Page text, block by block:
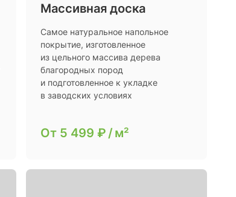
Массивная доска
Самое натуральное напольное
покрытие, изготовленное
из цельного массива дерева
благородных пород
и подготовленное к укладке
в заводских условиях
От 5 499 ₽ / м²